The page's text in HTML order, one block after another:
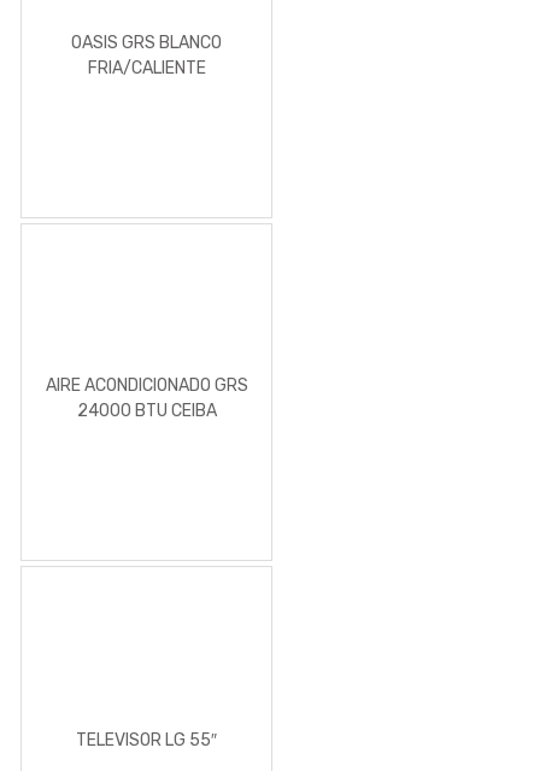
OASIS GRS BLANCO
FRIA/CALIENTE
AIRE ACONDICIONADO GRS
24000 BTU CEIBA
TELEVISOR LG 55″